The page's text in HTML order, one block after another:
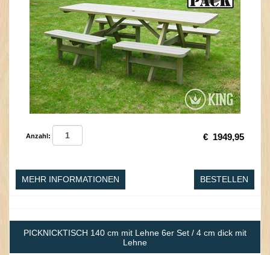
Anzahl: € 1949,95
MEHR INFORMATIONEN BESTELLEN
PICKNICKTISCH 140 cm mit Lehne 6er Set / 4 cm dick mit
Lehne